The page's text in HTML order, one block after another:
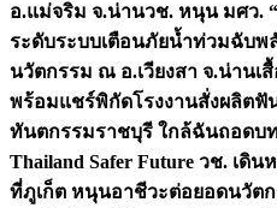
อ.แม่จริม จ.น่านวช. หนุน มศว.
ระดับระบบเตือนภัยน้ำท่วมฉับ
นวัตกรรม ณ อ.เวียงสา จ.น่านเ
พร้อมแชร์พิกัดโรงงานสั่งผลิตฟั
ทันตกรรมราชบุรี ใกล้ฉันถอดบท
Thailand Safer Future วช. เดิ
ที่ภูเก็ต หนุนอาชีวะต่อยอดนวัต